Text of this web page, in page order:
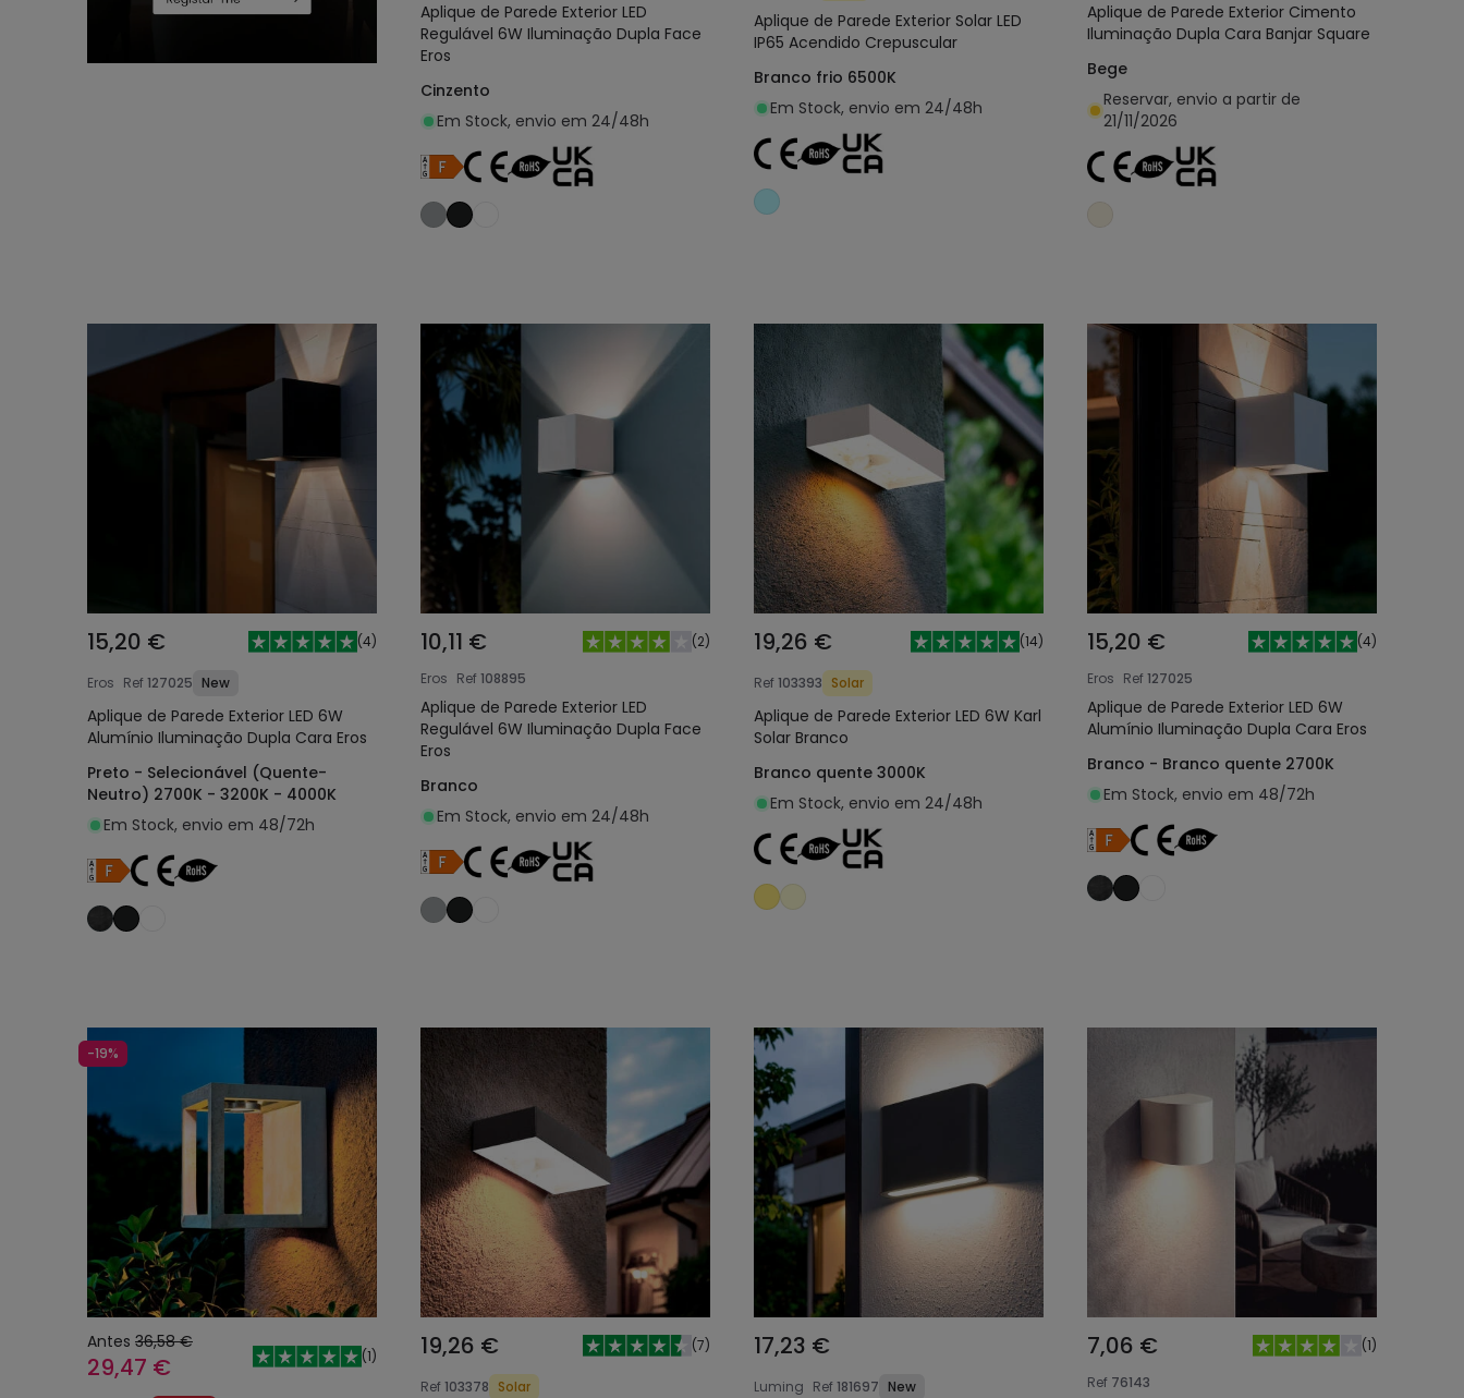
Aplique de Parede Exterior LED
Regulável 6W Iluminação Dupla Face
Eros
Cinzento
Em Stock, envio em 24/48h
Aplique de Parede Exterior Solar LED
IP65 Acendido Crepuscular
Branco frio 6500K
Em Stock, envio em 24/48h
Aplique de Parede Exterior Cimento
Iluminação Dupla Cara Banjar Square
Bege
Reservar, envio a partir de
21/11/2026
15,20 € (4)
Eros Ref127025 New
Aplique de Parede Exterior LED 6W
Alumínio Iluminação Dupla Cara Eros
Preto - Selecionável (Quente-
Neutro) 2700K - 3200K - 4000K
Em Stock, envio em 48/72h
10,11 € (2)
Eros Ref108895
Aplique de Parede Exterior LED
Regulável 6W Iluminação Dupla Face
Eros
Branco
Em Stock, envio em 24/48h
19,26 € (14)
Ref103393 Solar
Aplique de Parede Exterior LED 6W Karl
Solar Branco
Branco quente 3000K
Em Stock, envio em 24/48h
15,20 € (4)
Eros Ref127025
Aplique de Parede Exterior LED 6W
Alumínio Iluminação Dupla Cara Eros
Branco - Branco quente 2700K
Em Stock, envio em 48/72h
-19%
Antes 36,58 €
29,47 € (1) 19,26 € (7)
Ref103378 Solar
17,23 €
Luming Ref181697 New
7,06 € (1)
Ref 76143